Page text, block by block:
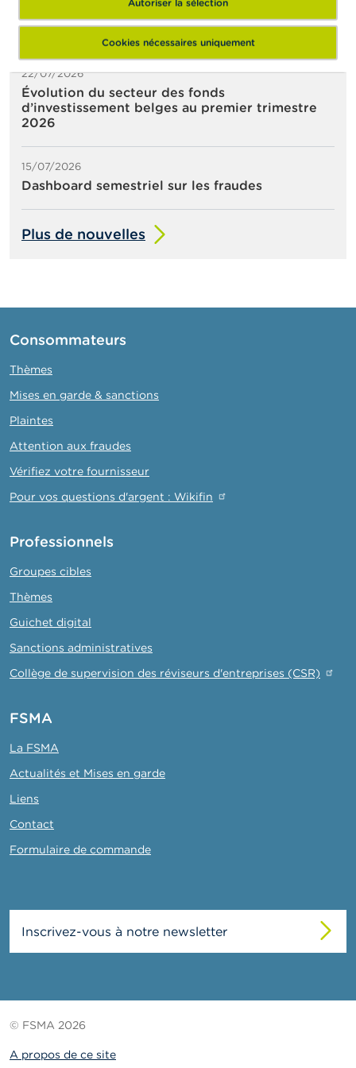
Cookies nécessaires uniquement
Communiqué de presse relatif à la suspension
de la cotation de IEP INVEST
22/07/2026
Évolution du secteur des fonds
d’investissement belges au premier trimestre
2026
15/07/2026
Dashboard semestriel sur les fraudes
Plus de nouvelles
Consommateurs
Thèmes
Mises en garde & sanctions
Plaintes
Attention aux fraudes
Vérifiez votre fournisseur
Pour vos questions d'argent : Wikifin
Professionnels
Groupes cibles
Thèmes
Guichet digital
Sanctions administratives
Collège de supervision des réviseurs d'entreprises (CSR)
FSMA
La FSMA
Actualités et Mises en garde
Liens
Contact
Formulaire de commande
Inscrivez-vous à notre newsletter
© FSMA 2026
A propos de ce site